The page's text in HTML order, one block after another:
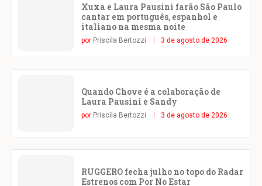
Xuxa e Laura Pausini farão São Paulo
cantar em português, espanhol e
italiano na mesma noite
por Priscila Bertozzi 3 de agosto de 2026
Quando Chove é a colaboração de
Laura Pausini e Sandy
por Priscila Bertozzi 3 de agosto de 2026
RUGGERO fecha julho no topo do Radar
Estrenos com Por No Estar